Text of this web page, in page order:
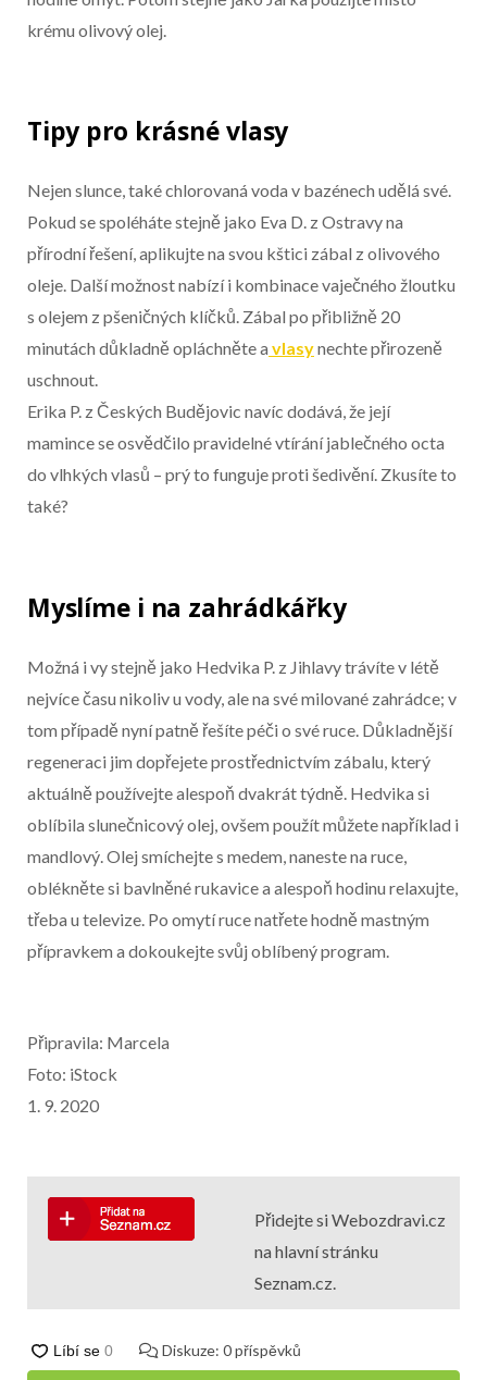
krému olivový olej.
Tipy pro krásné vlasy
Nejen slunce, také chlorovaná voda v bazénech udělá své.
Pokud se spoléháte stejně jako Eva D. z Ostravy na
přírodní řešení, aplikujte na svou kštici zábal z olivového
oleje. Další možnost nabízí i kombinace vaječného žloutku
s olejem z pšeničných klíčků. Zábal po přibližně 20
minutách důkladně opláchněte a vlasynechte přirozeně
uschnout.
Erika P. z Českých Budějovic navíc dodává, že její
mamince se osvědčilo pravidelné vtírání jablečného octa
do vlhkých vlasů – prý to funguje proti šedivění. Zkusíte to
také?
Myslíme i na zahrádkářky
Možná i vy stejně jako Hedvika P. z Jihlavy trávíte v létě
nejvíce času nikoliv u vody, ale na své milované zahrádce; v
tom případě nyní patně řešíte péči o své ruce. Důkladnější
regeneraci jim dopřejete prostřednictvím zábalu, který
aktuálně používejte alespoň dvakrát týdně. Hedvika si
oblíbila slunečnicový olej, ovšem použít můžete například i
mandlový. Olej smíchejte s medem, naneste na ruce,
oblékněte si bavlněné rukavice a alespoň hodinu relaxujte,
třeba u televize. Po omytí ruce natřete hodně mastným
přípravkem a dokoukejte svůj oblíbený program.
Připravila: Marcela
Foto: iStock
1. 9. 2020
Přidejte si Webozdravi.cz
na hlavní stránku
Seznam.cz.
Diskuze: 0příspěvků